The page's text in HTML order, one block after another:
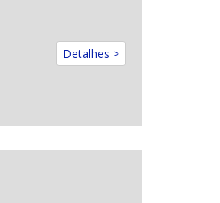
Detalhes >